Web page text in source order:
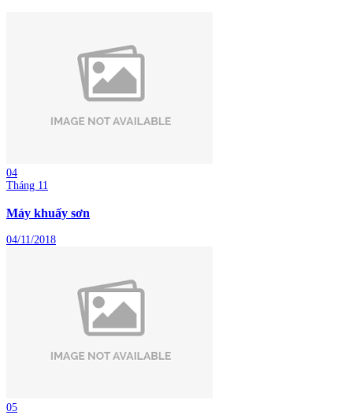
04
Tháng 11
Máy khuấy sơn
04/11/2018
05